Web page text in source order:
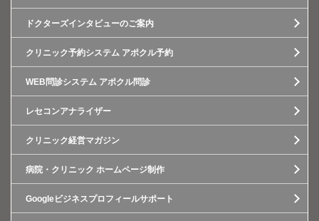
ドクターズインタビューのご案内
クリニック予約システム アポクル予約
WEB問診システム アポクル問診
レセコンアナライザー
クリニック経営マガジン
病院・クリニック ホームページ制作
Googleビジネスプロフィールサポート